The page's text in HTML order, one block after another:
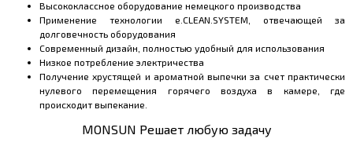
Высококлассное оборудование немецкого производства
Применение технологии e. CLEAN SYSTEM , отвечающей за
долговечность оборудования
Современный дизайн, полностью удобный для использования
Низкое потребление электричества
Получение хрустящей и ароматной выпечки за счет практически
нулевого перемещения горячего воздуха в камере, где
происходит выпекание.
MONSUN Решает любую задачу